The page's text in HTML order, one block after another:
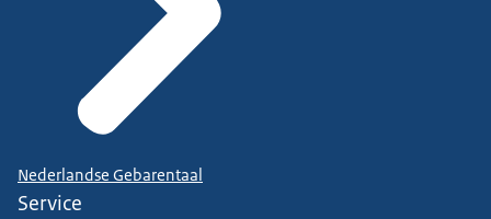
Nederlandse Gebarentaal
Service